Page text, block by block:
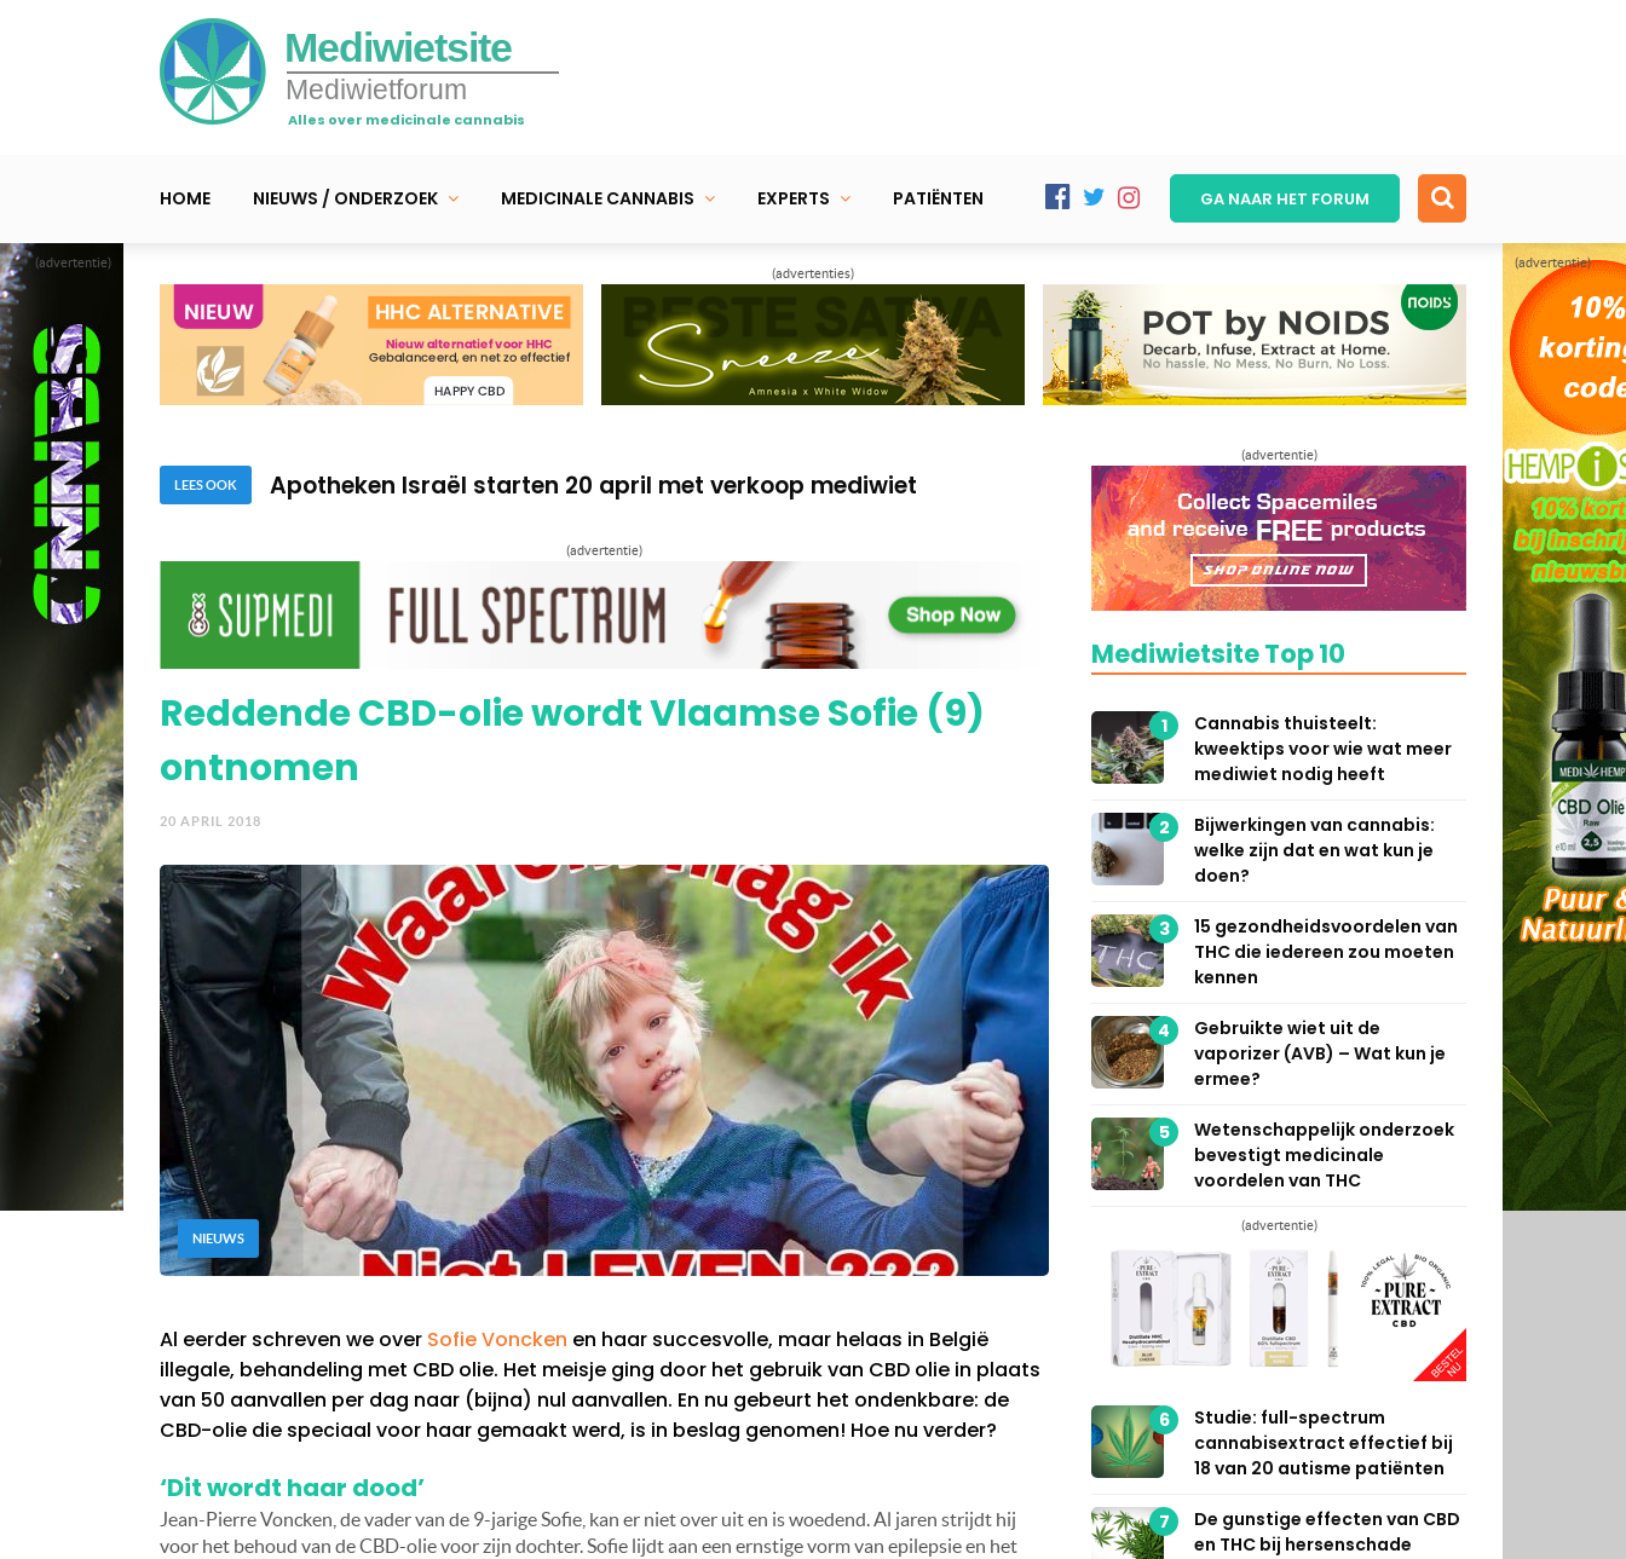
(advertentie) (advertentie)
Mediwietsite
Mediwietforum
Alles over medicinale cannabis
HOME NIEUWS / ONDERZOEK MEDICINALE CANNABIS EXPERTS PATIËNTEN GA NAAR HET FORUM
(advertenties)
LEES OOK
Medicinale wietkweker eist vervolging voor zijn vijf wietplanten
Video: cannabis kan helpen bij eczeem
Medicinale wietkweker eist vervolging voor zijn vijf wietplanten
Video: cannabis kan helpen bij eczeem
(advertentie)
Reddende CBD-olie wordt Vlaamse Sofie (9)
ontnomen
20 APRIL 2018
NIEUWS
Al eerder schreven we over Sofie Voncken en haar succesvolle, maar helaas in België
illegale, behandeling met CBD olie. Het meisje ging door het gebruik van CBD olie in plaats
van 50 aanvallen per dag naar (bijna) nul aanvallen. En nu gebeurt het ondenkbare: de
CBD-olie die speciaal voor haar gemaakt werd, is in beslag genomen! Hoe nu verder?
‘Dit wordt haar dood’
Jean-Pierre Voncken, de vader van de 9-jarige Sofie, kan er niet over uit en is woedend. Al jaren strijdt hij
voor het behoud van de CBD-olie voor zijn dochter. Sofie lijdt aan een ernstige vorm van epilepsie en het
(advertentie)
Mediwietsite Top 10
1
Cannabis thuisteelt:
kweektips voor wie wat meer
mediwiet nodig heeft
2
Bijwerkingen van cannabis:
welke zijn dat en wat kun je
doen?
3
15 gezondheidsvoordelen van
THC die iedereen zou moeten
kennen
4
Gebruikte wiet uit de
vaporizer (AVB) – Wat kun je
ermee?
5
Wetenschappelijk onderzoek
bevestigt medicinale
voordelen van THC
(advertentie)
6
Studie: full-spectrum
cannabisextract effectief bij
18 van 20 autisme patiënten
7
De gunstige effecten van CBD
en THC bij hersenschade